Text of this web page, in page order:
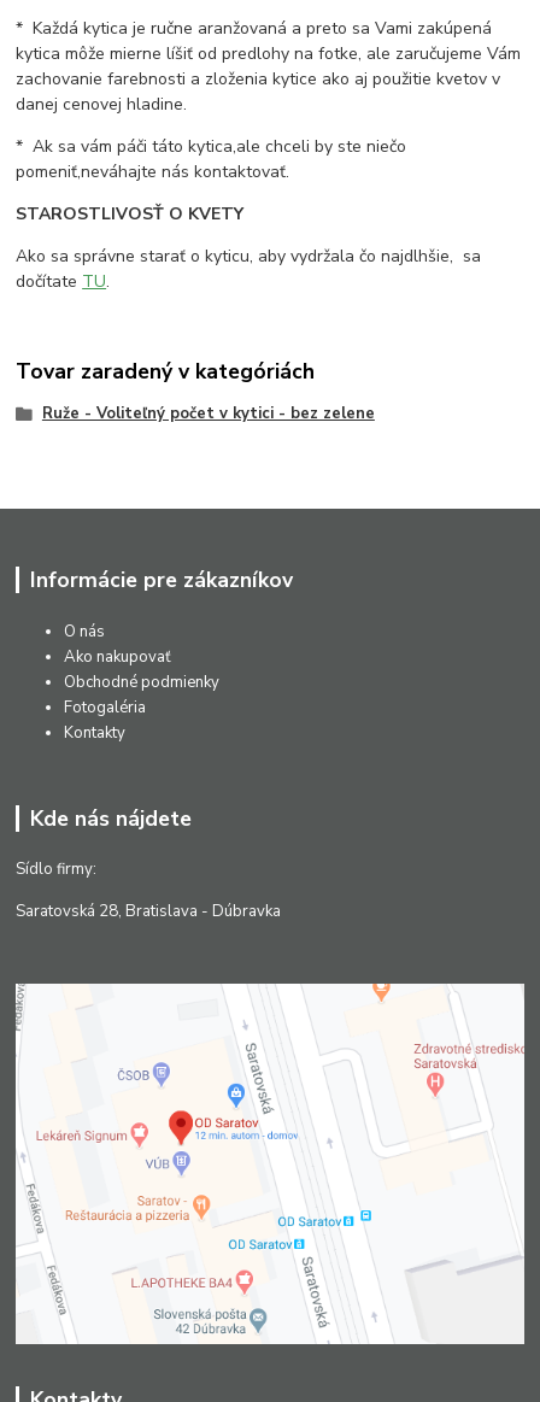
* Každá kytica je ručne aranžovaná a preto sa Vami zakúpená
kytica môže mierne líšiť od predlohy na fotke, ale zaručujeme Vám
zachovanie farebnosti a zloženia kytice ako aj použitie kvetov v
danej cenovej hladine.
* Ak sa vám páči táto kytica,ale chceli by ste niečo
pomeniť,neváhajte nás kontaktovať.
STAROSTLIVOSŤ O KVETY
Ako sa správne starať o kyticu, aby vydržala čo najdlhšie, sa
dočítate TU.
Tovar zaradený v kategóriách
Ruže - Voliteľný počet v kytici - bez zelene
Informácie pre zákazníkov
O nás
Ako nakupovať
Obchodné podmienky
Fotogaléria
Kontakty
Kde nás nájdete
Sídlo firmy:
Saratovská 28, Bratislava - Dúbravka